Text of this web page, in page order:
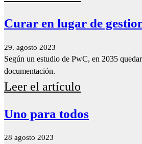
Curar en lugar de
29. agosto 2023
Según un estudio de PwC, en 2035
documentación.
Leer el artículo
Uno para todos
28 agosto 2023